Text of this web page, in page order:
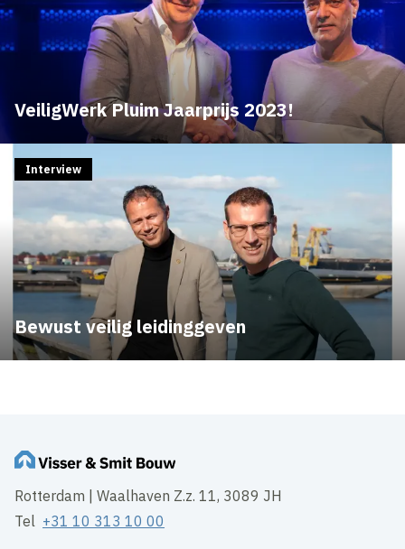
VeiligWerk Pluim Jaarprijs 2023!
Bewust veilig leidinggeven
Interview
Rotterdam | Waalhaven Z.z. 11, 3089 JH
Tel +31 10 313 10 00